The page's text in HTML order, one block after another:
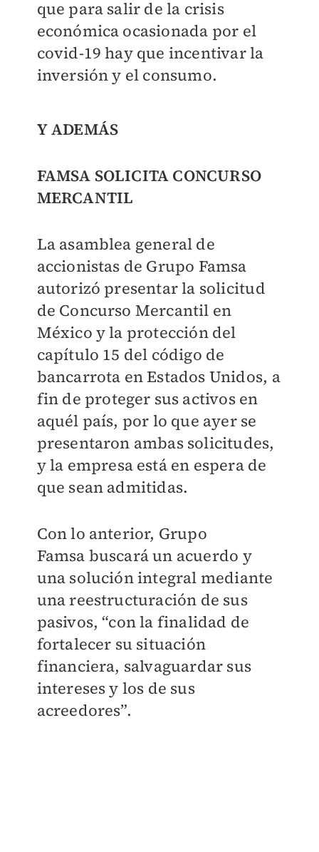
que para salir de la crisis
económica ocasionada por el
covid-19 hay que incentivar la
inversión y el consumo.
Y ADEMÁS
FAMSA SOLICITA CONCURSO
MERCANTIL
La asamblea general de
accionistas de Grupo Famsa
autorizó presentar la solicitud
de Concurso Mercantil en
México y la protección del
capítulo 15 del código de
bancarrota en Estados Unidos, a
fin de proteger sus activos en
aquél país, por lo que ayer se
presentaron ambas solicitudes,
y la empresa está en espera de
que sean admitidas.
Con lo anterior, Grupo
Famsa buscará un acuerdo y
una solución integral mediante
una reestructuración de sus
pasivos, “con la finalidad de
fortalecer su situación
financiera, salvaguardar sus
intereses y los de sus
acreedores”.